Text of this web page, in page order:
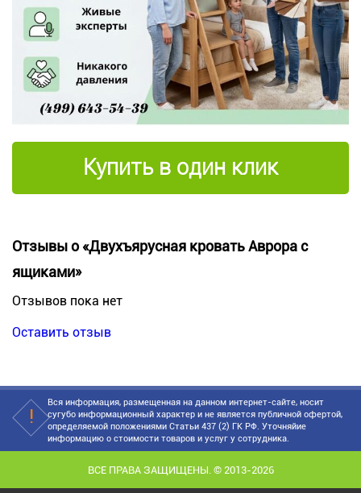
Купить в один клик
Отзывы о «Двухъярусная кровать Аврора с
ящиками»
Отзывов пока нет
Оставить отзыв
Вся информация, размещенная на данном интернет-сайте, носит
сугубо информационный характер и не является публичной офертой,
определяемой положениями Статьи 437 (2) ГК РФ. Уточняйие
информацию о стоимости товаров и услуг у сотрудника.
ВСЕ ПРАВА ЗАЩИЩЕНЫ. © 2013-2026